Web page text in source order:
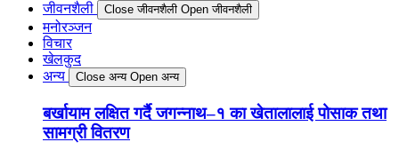
जीवनशैली
Close जीवनशैली Open जीवनशैली
मनोरञ्जन
विचार
खेलकुद
अन्य
Close अन्य Open अन्य
बर्खायाम लक्षित गर्दै जगन्नाथ–१ का खेतालालाई पोसाक तथा
सामग्री वितरण